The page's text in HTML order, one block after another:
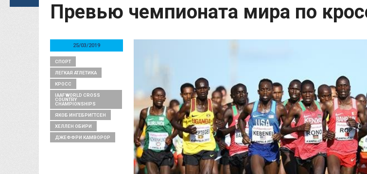
Превью чемпионата мира по
25/03/2019
СПОРТ
ЛЕГКАЯ АТЛЕТИКА
КРОСС
IAAF WORLD CROSS
COUNTRY
CHAMPIONSHIPS
ЯКОБ ИНГЕБРИГТСЕН
ХЕЛЛЕН ОБИРИ
ДЖЕФФРИ КАМВОРОР